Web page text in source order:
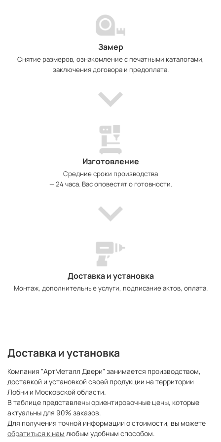
Замер
Снятие размеров, ознакомление с печатными каталогами,
заключения договора и предоплата.
Изготовление
Средние сроки производства
— 24 часа. Вас оповестят о готовности.
Доставка и установка
Монтаж, дополнительные услуги, подписание актов, оплата.
Доставка и установка
Компания "АртМеталл Двери" занимается производством,
доставкой и установкой своей продукции на территории
Лобни и Московской области.
В таблице представлены ориентировочные цены, которые
актуальны для 90% заказов.
Для получения точной информации о стоимости, вы можете
обратиться к нам любым удобным способом.